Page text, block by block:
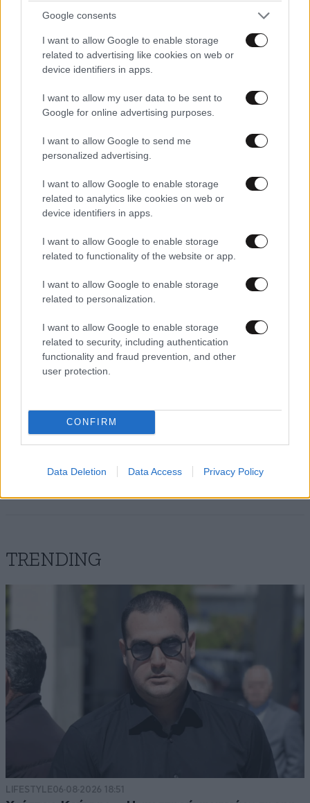
Google consents
I want to allow Google to enable storage
related to advertising like cookies on web or
device identifiers in apps.
I want to allow my user data to be sent to
Google for online advertising purposes.
I want to allow Google to send me
personalized advertising.
I want to allow Google to enable storage
related to analytics like cookies on web or
device identifiers in apps.
I want to allow Google to enable storage
related to functionality of the website or app.
I want to allow Google to enable storage
related to personalization.
I want to allow Google to enable storage
related to security, including authentication
functionality and fraud prevention, and other
user protection.
CONFIRM
Data Deletion Data Access Privacy Policy
πλέον περιθώρια. Γη αυτό και δεν πειθει
παθήματα έπρεπε η κυβέρνηση να είναι στο
5% και όμως το ότι είναι εκεί ακόμα κάτι
Απαντήστε
Καλά τα λέει. Τα χρέη των τραπεζών τα φόρτωσαν
στους πολίτες. Με εκατοντάδες δισ
ανακεφαλαιοποίησαν τις τράπεζες και τα χρεώσαν
TRENDING
LIFESTYLE06·08·2026 18:51